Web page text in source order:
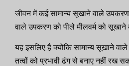
जीवन में कई सामान्य सूखाने वाले
वाले उपकरण को पीले मीलवर्म को
यह इसलिए है क्योंकि सामान्य सूखाने
तत्वों को प्रभावी ढंग से बनाए नहीं रख